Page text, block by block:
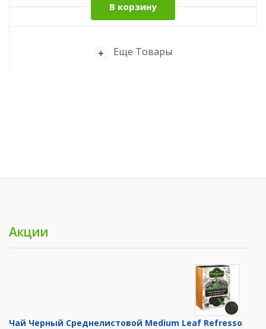
В корзину
Еще Товары
Акции
Чай Черный Среднелистовой Medium Leaf Refresso